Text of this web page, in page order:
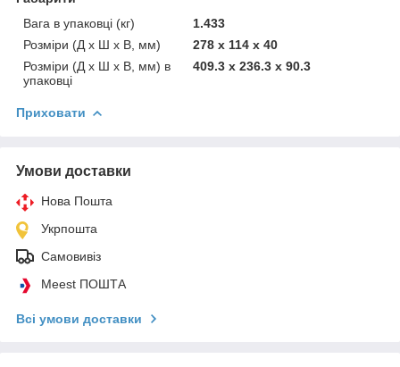
Вага в упаковці (кг)
1.433
Розміри (Д x Ш x В, мм)
278 х 114 х 40
Розміри (Д х Ш х В, мм) в
упаковці
409.3 x 236.3 x 90.3
Приховати
Умови доставки
Нова Пошта
Укрпошта
Самовивіз
Meest ПОШТА
Всі умови доставки